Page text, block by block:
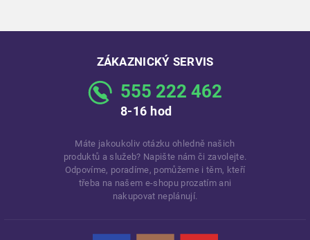
ZÁKAZNICKÝ SERVIS
555 222 462
8-16 hod
Máte jakoukoliv otázku ohledně našich
produktů a služeb? Napište nám či zavolejte.
Odpovíme, poradíme, pomůžeme i těm, kteří
třeba na našem e-shopu prozatím ani
nakupovat neplánují.